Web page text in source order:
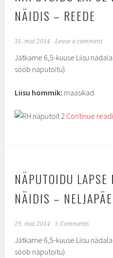
NÄIDIS – REEDE
31. mai 2014 Leave a comment
Jätkame 6,5-kuuse Liisu
sööb näputoitu).
Liisu hommik: maasikad
Continue
NÄPUTOIDU LAPSE
NÄIDIS –
29. mai 2014 5 Comments
Jätkame 6,5-kuuse Liisu
sööb näputoitu).